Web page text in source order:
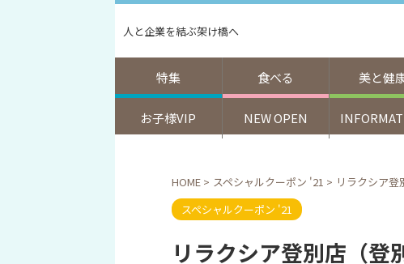
人と企業を結ぶ架け橋へ
特集 食べる 美と健
お子様VIP NEW OPEN
HOME > スペシャルクーポン '21 > リラクシア
スペシャルクーポン '21
リラクシア登別店（登